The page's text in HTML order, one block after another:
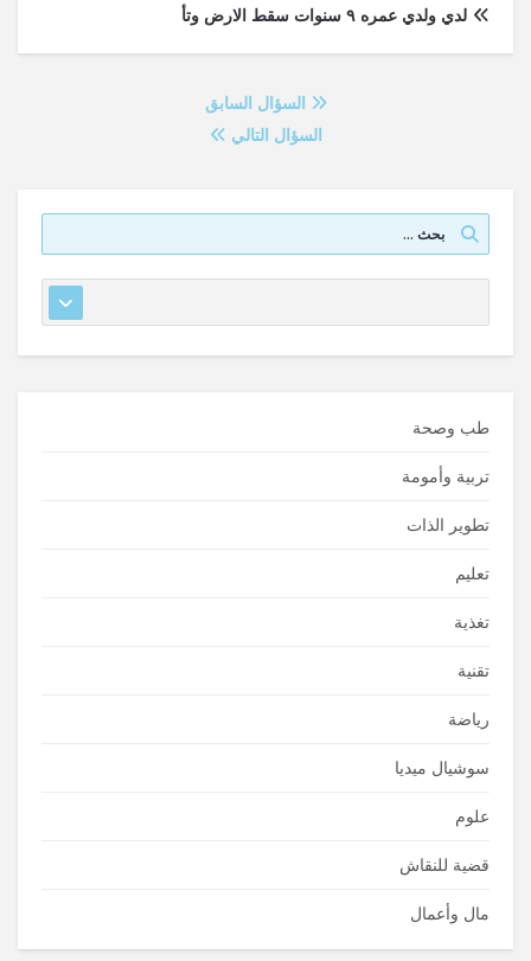
لدي ولدي عمره ٩ سنوات سقط الارض وتأ
السؤال السابق
السؤال التالي
طب وصحة
تربية وأمومة
تطوير الذات
تعليم
تغذية
تقنية
رياضة
سوشيال ميديا
علوم
قضية للنقاش
مال وأعمال